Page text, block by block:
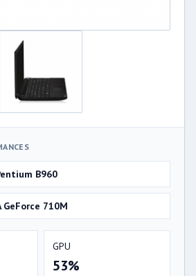
B960
GeForce 710M
GPU
53%